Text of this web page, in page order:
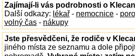
Zajímají-li vás podrobnosti o
Další odkazy: lékař - nemocnice -
volný čas - nákupy
Jste přesvědčeni, že rodiče v
jiného místa ze seznamu a dole